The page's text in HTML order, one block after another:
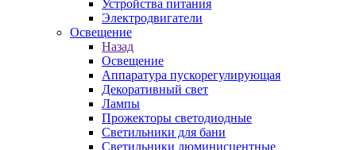
Устройства питания
Электродвигатели
Освещение
Назад
Освещение
Аппаратура пускорегулирующая
Декоративный свет
Лампы
Прожекторы светодиодные
Светильники для бани
Светильники люминисцентные